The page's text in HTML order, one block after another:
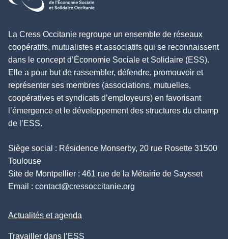
La Cress Occitanie regroupe un ensemble de réseaux
coopératifs, mutualistes et associatifs qui se reconnaissent
dans le concept d’Économie Sociale et Solidaire (ESS).
Elle a pour but de rassembler, défendre, promouvoir et
représenter ses membres (associations, mutuelles,
coopératives et syndicats d’employeurs) en favorisant
l’émergence et le développement des structures du champ
de l’ESS.
Siège social : Résidence Monserby, 20 rue Rosette 31500
Toulouse
Site de Montpellier : 461 rue de la Métairie de Saysset
Email : contact@cressoccitanie.org
Actualités et agenda
Travailler dans l’ESS